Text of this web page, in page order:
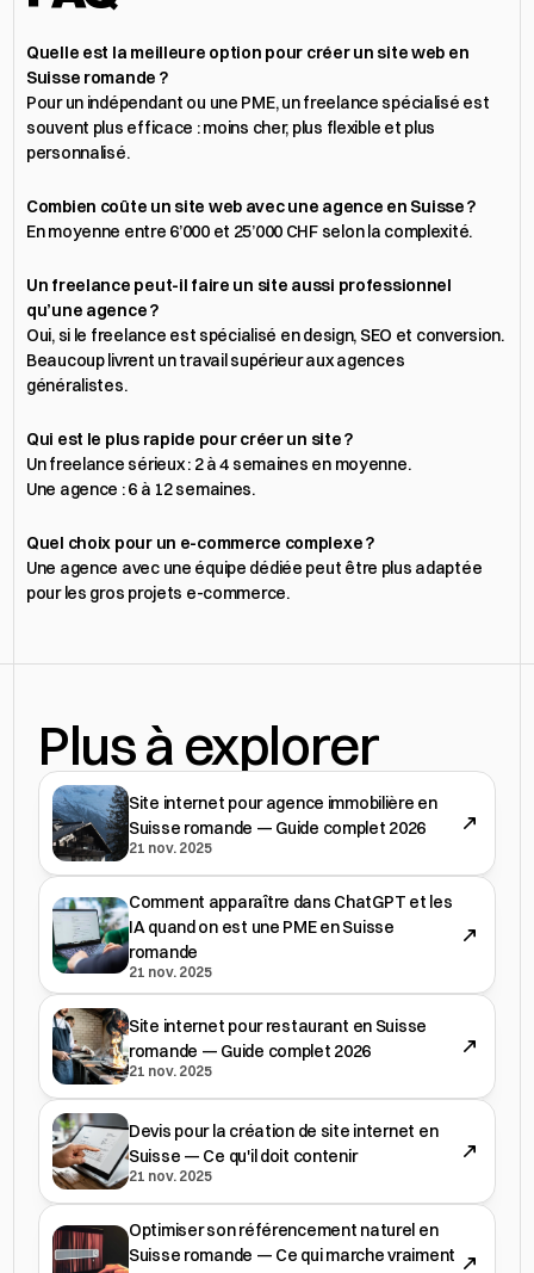
Quelle est la meilleure option pour créer un site web en
Suisse romande ?
Pour un indépendant ou une PME, un freelance spécialisé est
souvent plus efficace : moins cher, plus flexible et plus
personnalisé.
Combien coûte un site web avec une agence en Suisse ?
En moyenne entre 6’000 et 25’000 CHF selon la complexité.
Un freelance peut-il faire un site aussi professionnel
qu’une agence ?
Oui, si le freelance est spécialisé en design, SEO et conversion.
Beaucoup livrent un travail supérieur aux agences
généralistes.
Qui est le plus rapide pour créer un site ?
Un freelance sérieux : 2 à 4 semaines en moyenne.
Une agence : 6 à 12 semaines.
Quel choix pour un e-commerce complexe ?
Une agence avec une équipe dédiée peut être plus adaptée
pour les gros projets e-commerce.
Plus à explorer
Site internet pour agence immobilière en
Suisse romande — Guide complet 2026
21 nov. 2025
Comment apparaître dans ChatGPT et les
IA quand on est une PME en Suisse
romande
21 nov. 2025
Site internet pour restaurant en Suisse
romande — Guide complet 2026
21 nov. 2025
Devis pour la création de site internet en
Suisse — Ce qu'il doit contenir
21 nov. 2025
Optimiser son référencement naturel en
Suisse romande — Ce qui marche vraiment